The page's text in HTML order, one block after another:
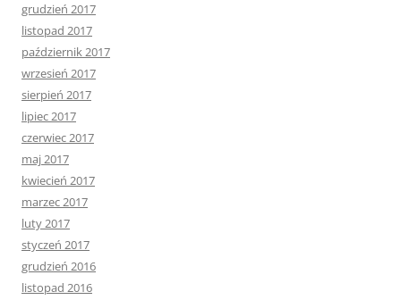
grudzień 2017
listopad 2017
październik 2017
wrzesień 2017
sierpień 2017
lipiec 2017
czerwiec 2017
maj 2017
kwiecień 2017
marzec 2017
luty 2017
styczeń 2017
grudzień 2016
listopad 2016